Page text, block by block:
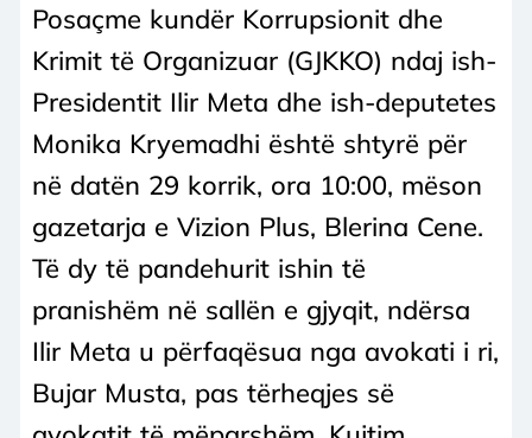
Posaçme kundër Korrupsionit dhe
Krimit të Organizuar (GJKKO) ndaj ish-
Presidentit Ilir Meta dhe ish-deputetes
Monika Kryemadhi është shtyrë për
në datën 29 korrik, ora 10:00, mëson
gazetarja e Vizion Plus, Blerina Cene.
Të dy të pandehurit ishin të
pranishëm në sallën e gjyqit, ndërsa
Ilir Meta u përfaqësua nga avokati i ri,
Bujar Musta, pas tërheqjes së